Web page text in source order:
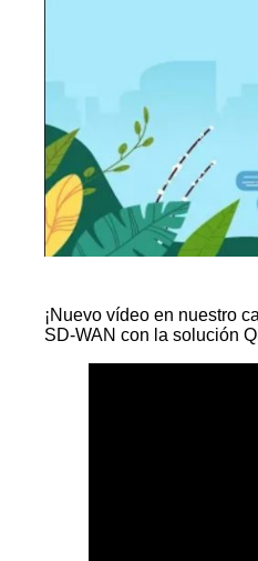
¡Nuevo vídeo en nuestro
SD-WAN con la solución